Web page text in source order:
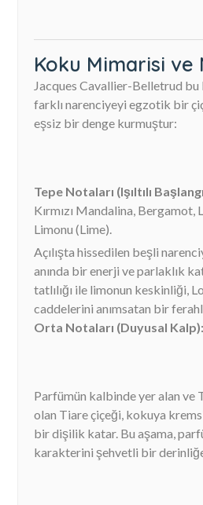
Koku Mimarisi ve
Jacques Cavallier-Belletrud
farklı narenciyeyi egzotik bir
eşsiz bir denge kurmuştur:
Tepe Notaları (Işıltılı
Kırmızı Mandalina,
Limonu (Lime).
Açılışta hissedilen beşli
anında bir enerji ve parlaklık
tatlılığı ile limonun keskinliği,
caddelerini anımsatan bir
Orta Notaları (Duyusal Kalp):
Parfümün kalbinde yer alan ve
olan Tiare çiçeği, kokuya
bir dişilik katar. Bu aşama,
karakterini şehvetli bir